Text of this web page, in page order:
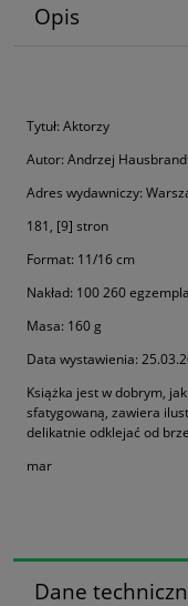
Opis
Tytuł: Aktorzy
Autor: Andrzej
Adres wydawniczy:
181, [9] stron
Format: 11/16 cm
Nakład: 100 260
Masa: 160 g
Data wystawienia:
Książka jest w dobrym,
sfatygowaną, zawiera
delikatnie odklejać od
mar
Dane